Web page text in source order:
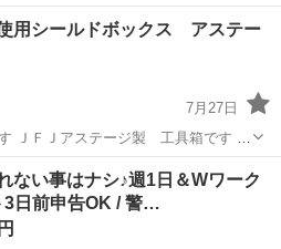
その他
用シールドボックス アステー
7月27日
本
座市内
能日時も併せ連絡願います
その他 アステージ
ない事はナシ♪週1日＆Wワーク
OK／シフト3日前申告OK / 警…